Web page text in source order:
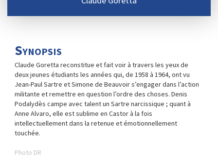
Synopsis
Claude Goretta reconstitue et fait voir à travers les yeux de
deux jeunes étudiants les années qui, de 1958 à 1964, ont vu
Jean-Paul Sartre et Simone de Beauvoir s’engager dans l’action
militante et remettre en question l’ordre des choses. Denis
Podalydès campe avec talent un Sartre narcissique ; quant à
Anne Alvaro, elle est sublime en Castor à la fois
intellectuellement dans la retenue et émotionnellement
touchée.
Photo DR